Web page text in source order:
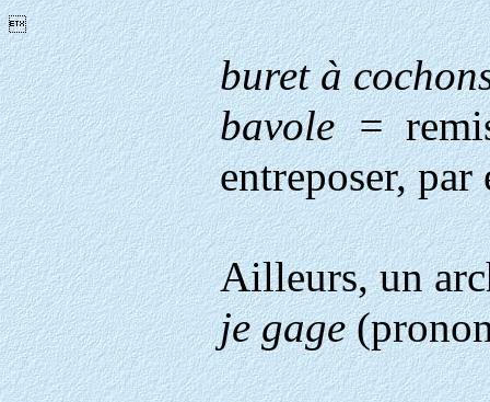

buret à
bavole =
entreposer, par
Ailleurs, un
je gage